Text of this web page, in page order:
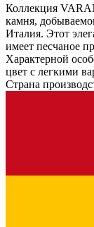
Коллекция
камня,
Италия. Этот
имеет песчаное
Характерной
цвет с легкими
Страна